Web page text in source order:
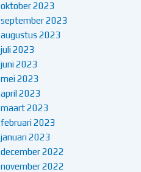
oktober 2023
september 2023
augustus 2023
juli 2023
juni 2023
mei 2023
april 2023
maart 2023
februari 2023
januari 2023
december 2022
november 2022